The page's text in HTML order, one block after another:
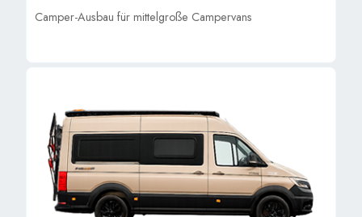
Camper-Ausbau für mittelgroße Campervans